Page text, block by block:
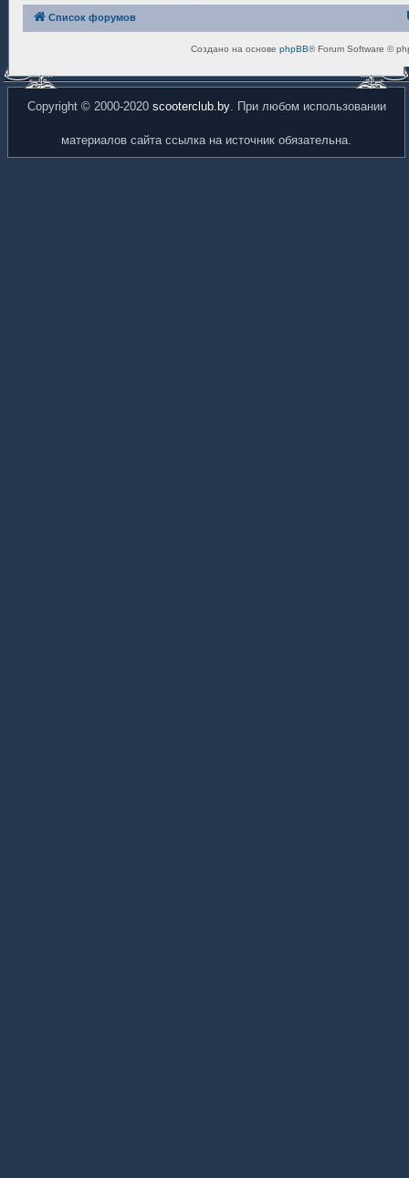
Список форумов
Создано на основе phpBB® Forum Software ©
Copyright © 2000-2020 scooterclub.by. При любом использовании
материалов сайта ссылка на источник обязательна.